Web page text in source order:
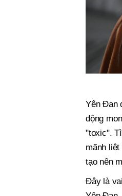
Yên Đan
động
"toxic".
mãnh
tạo nên
Đây là